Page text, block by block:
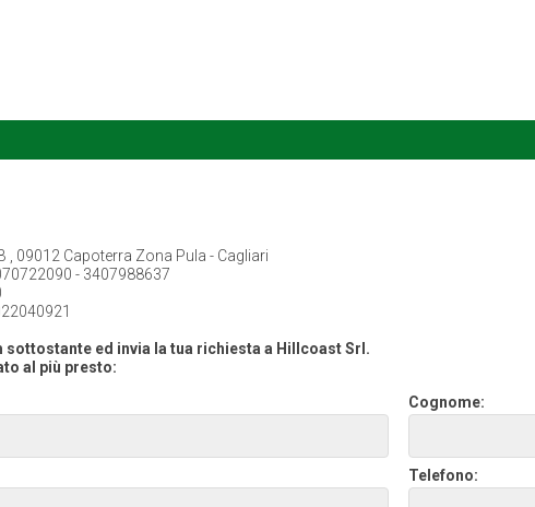
, 09012 Capoterra Zona Pula - Cagliari
- 3407988637
sottostante ed invia la tua richiesta a Hillcoast Srl.
al più presto:
Cognome:
Telefono: